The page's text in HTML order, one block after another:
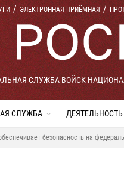
ЭЛЕКТРОННАЯ ПРИЁМНАЯ
СЛУЖБА ВОЙСК
СЛУЖБА ДЕЯТЕЛЬНОСТЬ
безопасность на